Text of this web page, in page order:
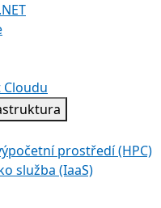
Cloudu
prostředí (HPC)
služba (IaaS)